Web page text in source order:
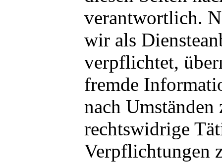
verantwortlich.
wir als
verpflichtet,
fremde
nach
rechtswidrige
Verpflichtungen